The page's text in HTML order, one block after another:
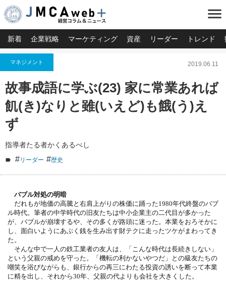
menu
新着 企業戦略 マーケティング 資産 リーダー トレンド
マネジメント 2019.06.11
故事成語に学ぶ(23) 家に常業あれば
飢(き)なりと雖(いえど)も餓(う)え
ず
指導者たる者かくあるべし
#リーダー #歴史
バブル対処の明暗
だれもが地価の高騰と右肩上がりの株価に踊った1980年代終盤のバブ
ル時代。筆者の中学時代の旧友たちは中小企業主の二代目が多かった
が、バブルが崩壊するや、その多くが路頭に迷った。本業をおろそかに
し、面白いようにあぶく銭を生み出す財テクに走ったツケがまわってき
た。
そんな中で一人の鉄工業者の友人は、「こんな時代は長続きしない」
という父親の戒めを守った。「機転の利かないやつだ」との級友たちの
嘲笑を浴びながらも、銀行からの再三にわたる投資の誘いを断って本業
に精を出し、それから30年、父親の代よりも会社を大きくした。